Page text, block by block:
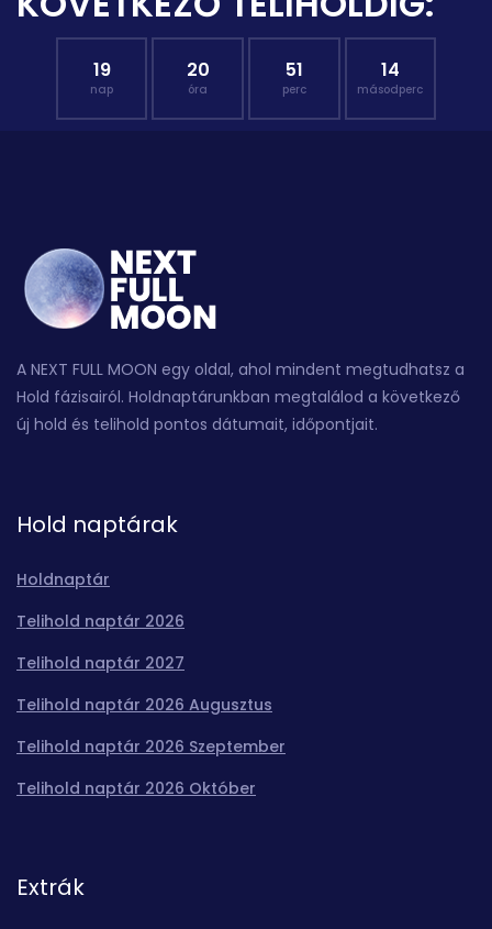
19
nap
20
óra
51
perc
13
másodperc
A NEXT FULL MOON egy oldal, ahol mindent megtudhatsz a
Hold fázisairól. Holdnaptárunkban megtalálod a következő
új hold és telihold pontos dátumait, időpontjait.
Hold naptárak
Holdnaptár
Telihold naptár 2026
Telihold naptár 2027
Telihold naptár 2026 Augusztus
Telihold naptár 2026 Szeptember
Telihold naptár 2026 Október
Extrák